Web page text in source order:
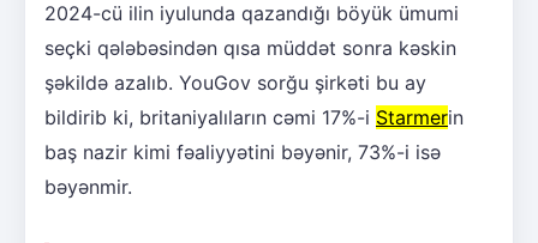
2024-cü ilin iyulunda qazandığı böyük ümumi
seçki qələbəsindən qısa müddət sonra kəskin
şəkildə azalıb. YouGov sorğu şirkəti bu ay
bildirib ki, britaniyalıların cəmi 17%-i Starmerin
baş nazir kimi fəaliyyətini bəyənir, 73%-i isə
bəyənmir.